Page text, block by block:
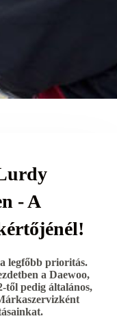
- A
legfőbb prioritás.
a Daewoo,
től pedig általános,